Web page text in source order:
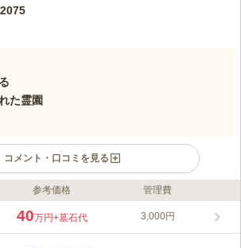
た霊園
コメント・口コミを見る
メント
方がお墓を建立することができる寺院霊園です。
参考価格 管理費
40万円+墓石代 3,000円